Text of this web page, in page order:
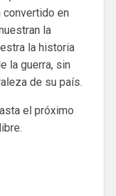
convertido en
la
la historia
la guerra, sin
de su país.
el próximo